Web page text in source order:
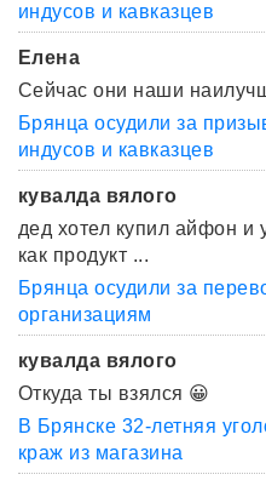
индусов и кавказцев
Елена
Сейчас они наши
Брянца осудили за
индусов и кавказцев
кувалда вялого
дед хотел купил айфон и
как продукт ...
Брянца осудили за
организациям
кувалда вялого
Откуда ты взялся 😀
В Брянске 32-летняя
краж из магазина